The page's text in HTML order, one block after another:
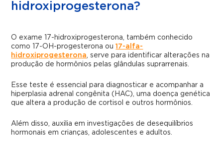
hidroxiprogesterona?
O exame 17-hidroxiprogesterona, também conhecido
como 17-OH-progesterona ou17-alfa-
hidroxiprogesterona, serve para identificar alterações na
produção de hormônios pelas glândulas suprarrenais.
Esse teste é essencial para diagnosticar e acompanhar a
hiperplasia adrenal congênita (HAC), uma doença genética
que altera a produção de cortisol e outros hormônios.
Além disso, auxilia em investigações de desequilíbrios
hormonais em crianças, adolescentes e adultos.